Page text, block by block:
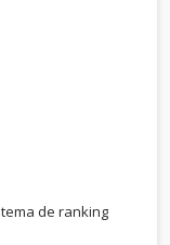
de ranking